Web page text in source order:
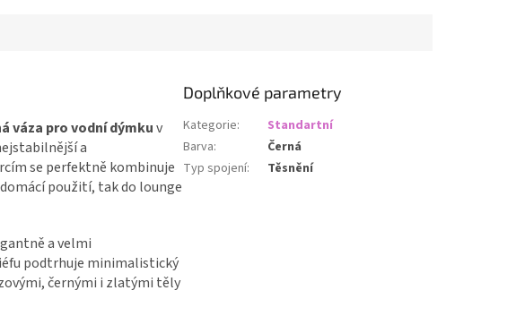
váza pro vodní dýmkuv
a
se perfektně kombinuje
použití, tak do lounge
a velmi
podtrhuje minimalistický
černými i zlatými těly
Doplňkové parametry
Kategorie:
Standartní
Barva:
Černá
Typ spojení: Těsnění